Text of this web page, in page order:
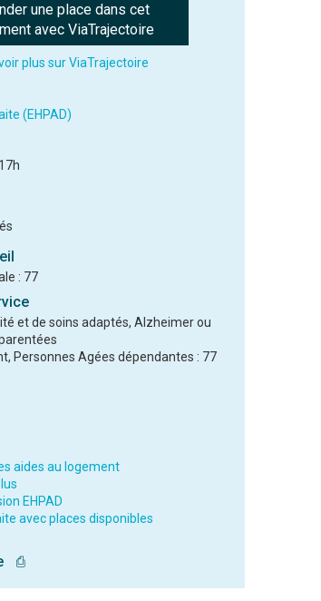
une place dans cet
avec ViaTrajectoire
plus sur ViaTrajectoire
(EHPAD)
: 77
et de soins adaptés, Alzheimer ou
Personnes Agées dépendantes : 77
aides au logement
EHPAD
avec places disponibles
⎙